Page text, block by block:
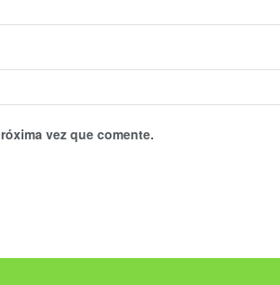
vez que comente.